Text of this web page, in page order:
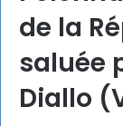
de la
saluée
Diallo